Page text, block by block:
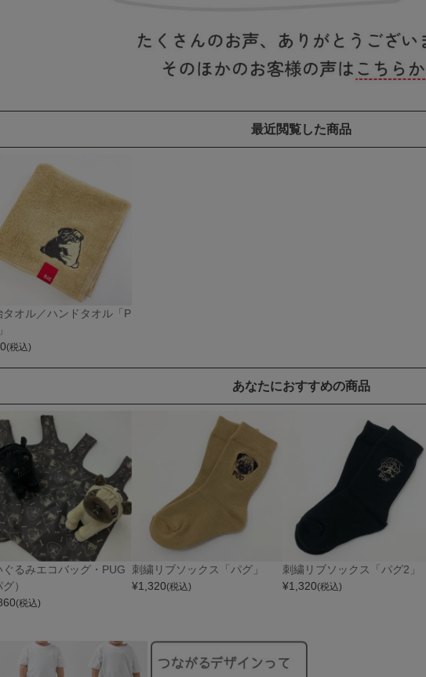
最近閲覧した商品
タオル／ハンドタオル「P
(税込)
あなたにおすすめの商品
ぐるみエコバッグ・PUG
）
(税込)
刺繍リブソックス「パグ」
¥1,320(税込)
刺繍リブソックス「パグ2」
¥1,320(税込)